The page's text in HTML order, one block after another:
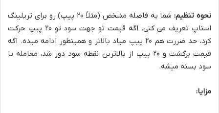
نحوه تنظیم:
شما یه فاصله مشخص (مثلاً ۲۰ پیپ) رو برای تریلینگ
استاپ تعریف می کنی. اگه قیمت تو جهت سود تو ۲۰ پیپ حرکت
کرد، حد ضررت هم ۲۰ پیپ میاد بالاتر و همینطور ادامه میده. اگه
قیمت برگشت و ۲۰ پیپ از بالاترین نقطه سود دور شد، معامله با
سود بسته میشه.
مزایا: